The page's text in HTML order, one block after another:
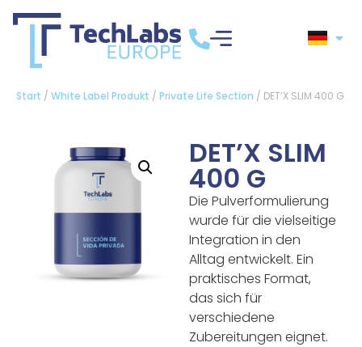
Start / White Label Produkt / Private Life Section / DET’X SLIM 400 G
DET’X SLIM
400 G
Die Pulverformulierung
wurde für die vielseitige
Integration in den
Alltag entwickelt. Ein
praktisches Format,
das sich für
verschiedene
Zubereitungen eignet.